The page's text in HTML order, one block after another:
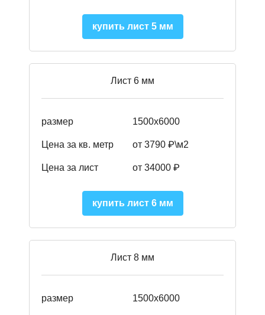
купить лист 5 мм
Лист 6 мм
размер 1500х6000
Цена за кв. метр от 3790 ₽\м2
Цена за лист от 34000 ₽
купить лист 6 мм
Лист 8 мм
размер 1500х6000